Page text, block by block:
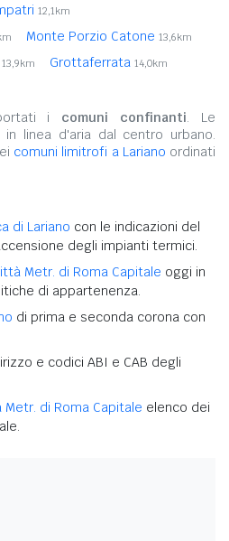
12,1km
Monte Porzio Catone 13,6km
13,9km Grottaferrata 14,0km
i comuni confinanti. Le
linea d'aria dal centro urbano.
comuni limitrofi a Lariano ordinati
di Lariano con le indicazioni del
degli impianti termici.
Metr. di Roma Capitale oggi in
di appartenenza.
di prima e seconda corona con
e codici ABI e CAB degli
Metr. di Roma Capitale elenco dei